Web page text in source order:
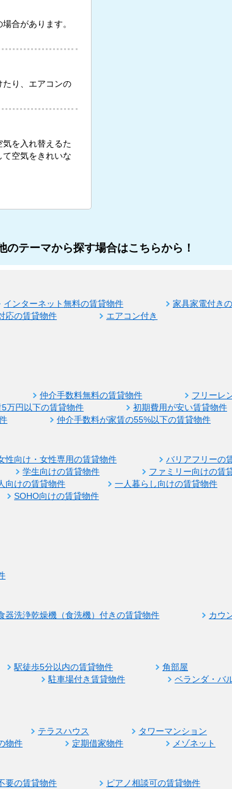
合があります。
たり、エアコンの
を入れ替えるた
空気をきれいな
のテーマから探す場合はこちらから！
インターネット無料の賃貸物件
家具家電付き
応の賃貸物件 エアコン付き
仲介手数料無料の賃貸物件
フリーレ
5万円以下の賃貸物件 初期費用が安い賃貸物件
仲介手数料が家賃の55%以下の賃貸物件
性向け・女性専用の賃貸物件
バリアフリーの
学生向けの賃貸物件 ファミリー向けの賃
向けの賃貸物件
一人暮らし向けの賃貸物件
SOHO向けの賃貸物件
器洗浄乾燥機（食洗機）付きの賃貸物件
カウ
駅徒歩5分以内の賃貸物件
角部屋
駐車場付き賃貸物件
ベランダ・バ
テラスハウス タワーマンション
物件 定期借家物件 メゾネット
要の賃貸物件 ピアノ相談可の賃貸物件